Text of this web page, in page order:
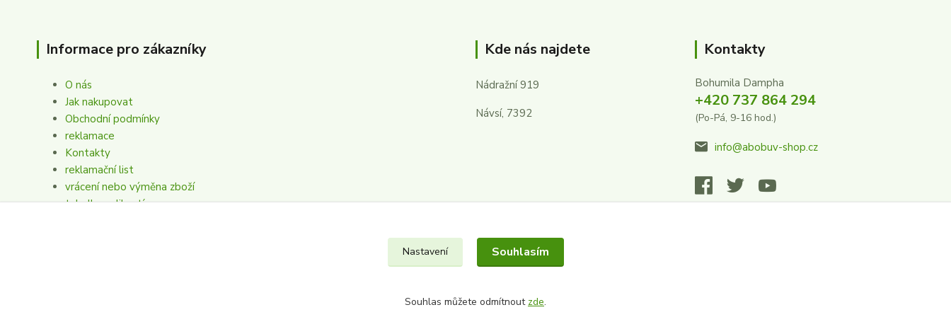
Informace pro zákazníky
O nás
Jak nakupovat
Obchodní podmínky
reklamace
Kontakty
reklamační list
vrácení nebo výměna zboží
tabulka velikostí
Kde nás najdete
Nádražní 919
Návsí, 7392
Kontakty
Bohumila Dampha
+420 737 864 294
(Po-Pá, 9-16 hod.)
info@abobuv-shop.cz
Nastavení Souhlasím
Souhlas můžete odmítnout zde.